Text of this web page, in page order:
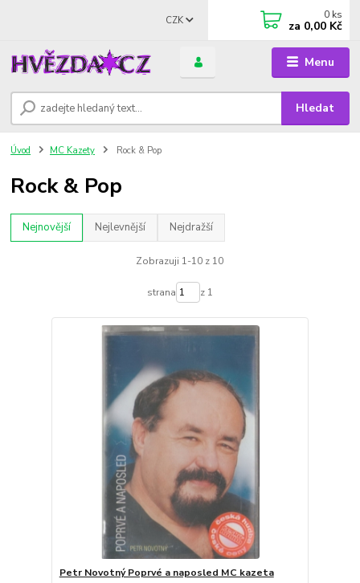
Menu
CZK
Hledat
0 ks
za 0,00 Kč
Úvod MC Kazety Rock & Pop
Rock & Pop
Nejnovější Nejlevnější Nejdražší
Zobrazuji 1-10 z 10
strana z 1
Petr Novotný Poprvé a naposled MC kazeta